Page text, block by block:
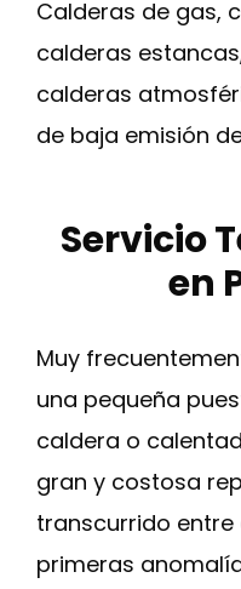
Calderas de gas,
calderas
calderas
de baja emisión
Servicio
en
Muy
una pequeña
caldera o
gran y costosa
transcurrido
primeras